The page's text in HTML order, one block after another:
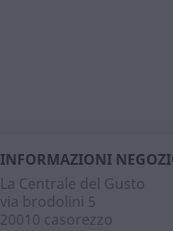
INFORMAZIONI
La Centrale del Gusto
via brodolini 5
20010 casorezzo